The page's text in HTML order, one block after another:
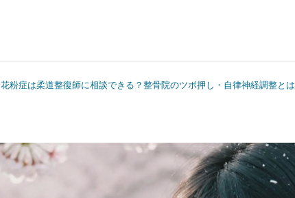
花粉症は柔道整復師に相談できる？整骨院のツボ押し・自律神経調整とは